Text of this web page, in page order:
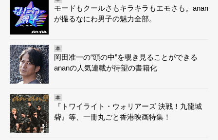
モードもクールさもキラキラもエモさも。anan
が撮るなにわ男子の魅力全部。
本
岡田准一の“頭の中”を覗き見ることができる
ananの人気連載が待望の書籍化
本
『トワイライト・ウォリアーズ 決戦！九龍城
砦』等、一冊丸ごと香港映画特集！